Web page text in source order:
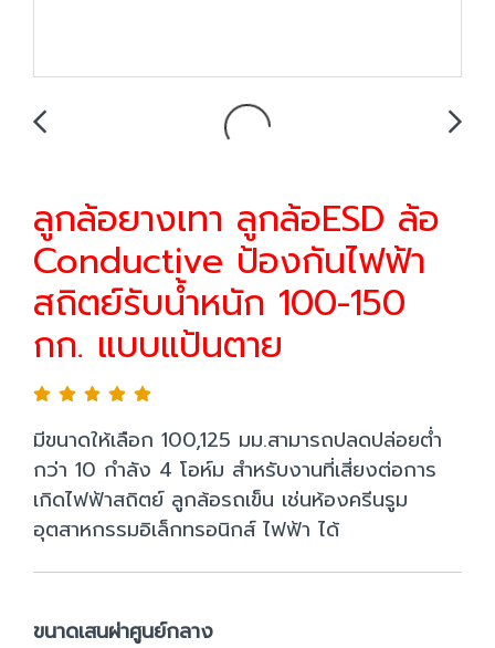
ลูกล้อยางเทา ลูกล้อESD ล้อ
Conductive ป้องกันไฟฟ้า
สถิตย์รับน้ำหนัก 100-150
กก. แบบแป้นตาย
มีขนาดให้เลือก 100,125 มม.สามารถปลดปล่อยต่ำ
กว่า 10 กำลัง 4 โอห์ม สำหรับงานที่เสี่ยงต่อการ
เกิดไฟฟ้าสถิตย์ ลูกล้อรถเข็น เช่นห้องครีนรูม
อุตสาหกรรมอิเล็กทรอนิกส์ ไฟฟ้า ได้
ขนาดเสนผ่าศูนย์กลาง